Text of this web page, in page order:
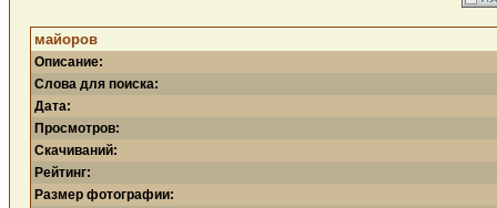
майоров
Описание:
Слова для поиска:
Дата:
Просмотров:
Скачиваний:
Рейтинг:
Размер фотографии: